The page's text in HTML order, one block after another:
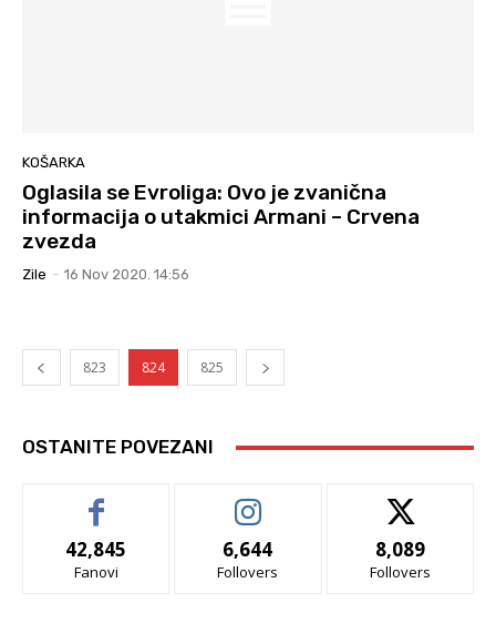
KOŠARKA
Oglasila se Evroliga: Ovo je zvanična
informacija o utakmici Armani – Crvena
zvezda
Zile - 16 Nov 2020. 14:56
823 824 825
OSTANITE POVEZANI
42,845
Fanovi
6,644
Follovers
8,089
Follovers